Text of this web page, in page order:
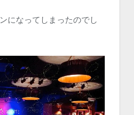
になってしまったのでし